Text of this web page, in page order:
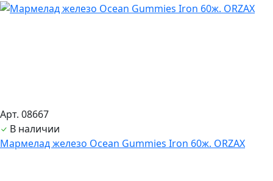
Арт. 08667
В наличии
Мармелад железо Ocean Gummies Iron 60ж. ORZAX